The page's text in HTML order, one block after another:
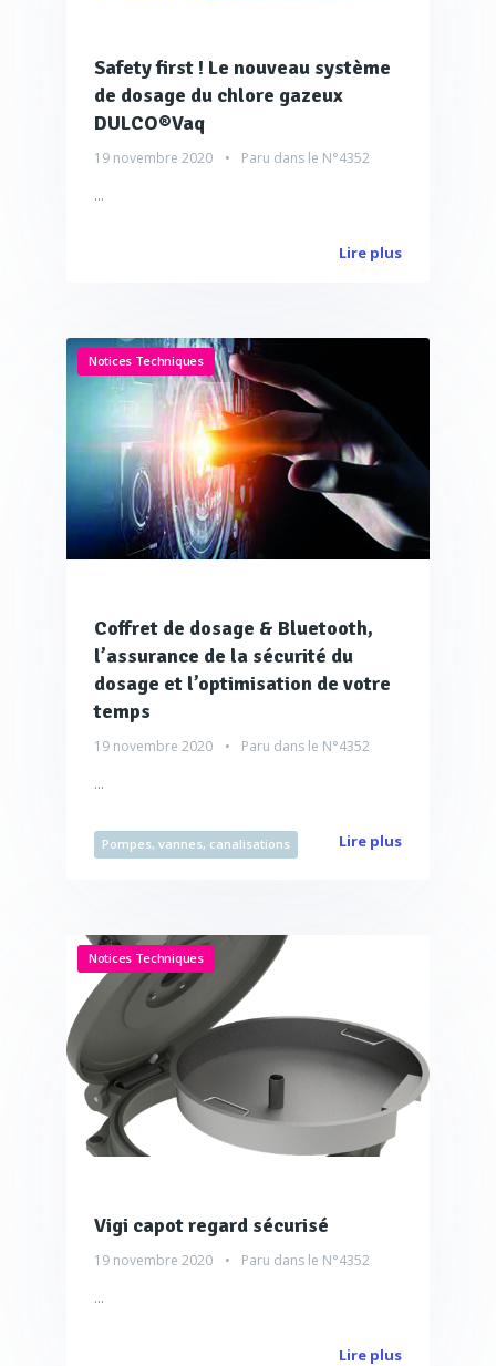
Safety first ! Le nouveau système
de dosage du chlore gazeux
DULCO®Vaq
19 novembre 2020 Paru dans le N°4352
...
Lire plus
Notices Techniques
Coffret de dosage & Bluetooth,
l’assurance de la sécurité du
dosage et l’optimisation de votre
temps
19 novembre 2020 Paru dans le N°4352
...
Pompes, vannes, canalisations Lire plus
Notices Techniques
Vigi capot regard sécurisé
19 novembre 2020 Paru dans le N°4352
...
Lire plus